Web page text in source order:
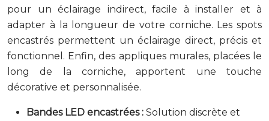
pour un éclairage indirect, facile à installer et à
adapter à la longueur de votre corniche. Les spots
encastrés permettent un éclairage direct, précis et
fonctionnel. Enfin, des appliques murales, placées le
long de la corniche, apportent une touche
décorative et personnalisée.
Bandes LED encastrées : Solution discrète et